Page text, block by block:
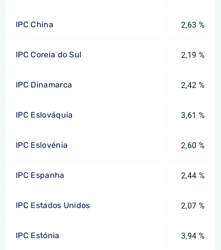
IPC China 2,63 %
IPC Coreia do Sul 2,19 %
IPC Dinamarca 2,42 %
IPC Eslováquia 3,61 %
IPC Eslovénia 2,60 %
IPC Espanha 2,44 %
IPC Estados Unidos 2,07 %
IPC Estónia 3,94 %